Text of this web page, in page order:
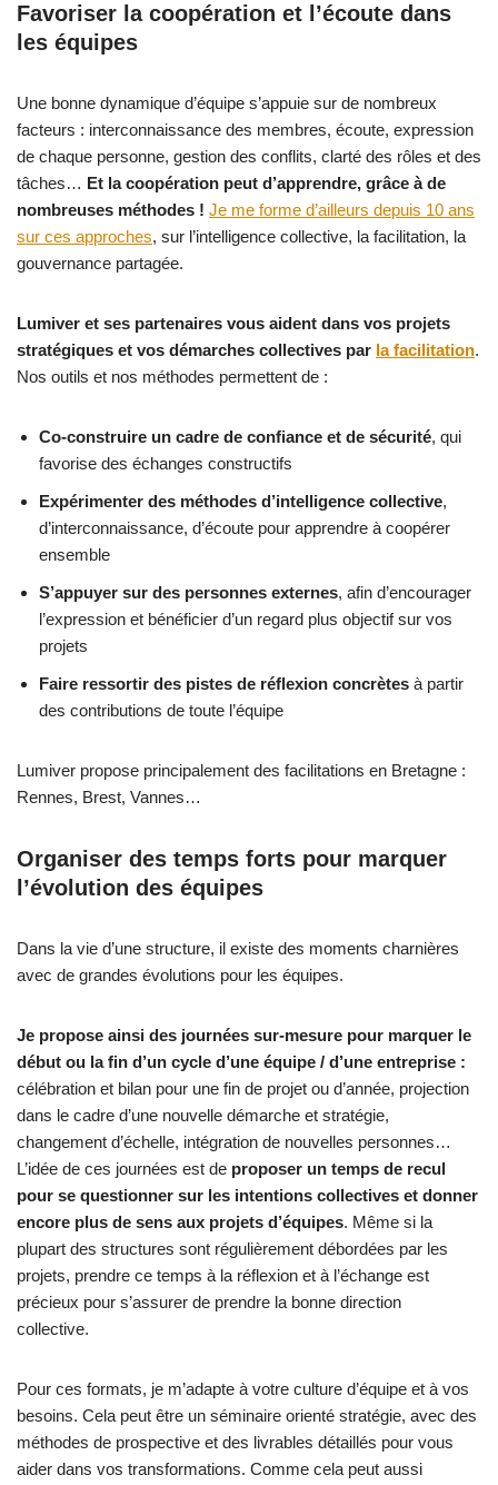
Favoriser la coopération et l’écoute dans
les équipes
Une bonne dynamique d’équipe s’appuie sur de nombreux
facteurs : interconnaissance des membres, écoute, expression
de chaque personne, gestion des conflits, clarté des rôles et des
tâches… Et la coopération peut d’apprendre, grâce à de
nombreuses méthodes ! Je me forme d’ailleurs depuis 10 ans
sur ces approches, sur l’intelligence collective, la facilitation, la
gouvernance partagée.
Lumiver et ses partenaires vous aident dans vos projets
stratégiques et vos démarches collectives par la facilitation.
Nos outils et nos méthodes permettent de :
Co-construire un cadre de confiance et de sécurité, qui
favorise des échanges constructifs
Expérimenter des méthodes d’intelligence collective,
d’interconnaissance, d’écoute pour apprendre à coopérer
ensemble
S’appuyer sur des personnes externes, afin d’encourager
l’expression et bénéficier d’un regard plus objectif sur vos
projets
Faire ressortir des pistes de réflexion concrètes à partir
des contributions de toute l’équipe
Lumiver propose principalement des facilitations en Bretagne :
Rennes, Brest, Vannes…
Organiser des temps forts pour marquer
l’évolution des équipes
Dans la vie d’une structure, il existe des moments charnières
avec de grandes évolutions pour les équipes.
Je propose ainsi des journées sur-mesure pour marquer le
début ou la fin d’un cycle d’une équipe / d’une entreprise :
célébration et bilan pour une fin de projet ou d’année, projection
dans le cadre d’une nouvelle démarche et stratégie,
changement d’échelle, intégration de nouvelles personnes…
L’idée de ces journées est de proposer un temps de recul
pour se questionner sur les intentions collectives et donner
encore plus de sens aux projets d’équipes. Même si la
plupart des structures sont régulièrement débordées par les
projets, prendre ce temps à la réflexion et à l’échange est
précieux pour s’assurer de prendre la bonne direction
collective.
Pour ces formats, je m’adapte à votre culture d’équipe et à vos
besoins. Cela peut être un séminaire orienté stratégie, avec des
méthodes de prospective et des livrables détaillés pour vous
aider dans vos transformations. Comme cela peut aussi